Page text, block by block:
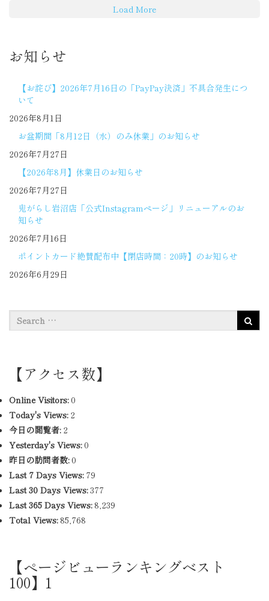
Load More
お知らせ
【お詫び】2026年7月16日の「PayPay決済」不具合発生につ
いて
2026年8月1日
お盆期間「8月12日（水）のみ休業」のお知らせ
2026年7月27日
【2026年8月】休業日のお知らせ
2026年7月27日
鬼がらし岩沼店「公式Instagramページ」リニューアルのお
知らせ
2026年7月16日
ポイントカード絶賛配布中【閉店時間：20時】のお知らせ
2026年6月29日
【アクセス数】
Online Visitors:0
Today's Views: 2
今日の閲覧者: 2
Yesterday's Views:0
昨日の訪問者数:0
Last 7 Days Views: 79
Last 30 Days Views:377
Last 365 Days Views:8,239
Total Views:85,768
【ページビューランキングベスト
100】1